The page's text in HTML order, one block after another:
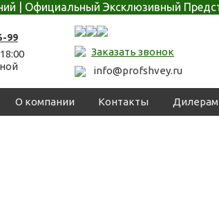
| Официальный Эксклюзивный
99
Заказать звонок
info@profshvey.ru
О компании Контакты Дилерам